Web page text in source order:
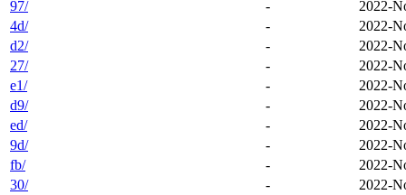
97/
-
2022-
4d/
-
2022-
d2/
-
2022-
27/
-
2022-
e1/
-
2022-
d9/
-
2022-
ed/
-
2022-
9d/
-
2022-
fb/
-
2022-
30/
-
2022-